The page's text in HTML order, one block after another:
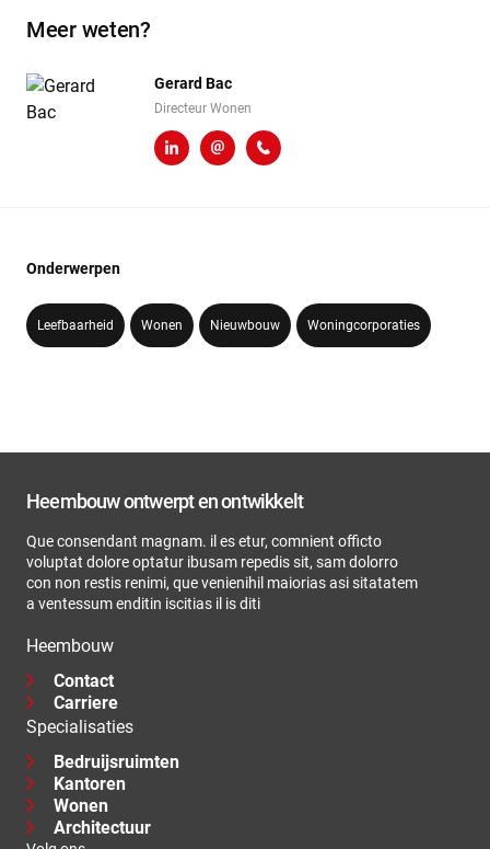
Meer weten?
Gerard Bac
Directeur Wonen
LinkedIng.bac@heembouw.nl
071 - 332 00 50
Onderwerpen
Leefbaarheid Wonen Nieuwbouw Woningcorporaties
Heembouw ontwerpt en ontwikkelt
Que consendant magnam. il es etur, comnient officto
voluptat dolore optatur ibusam repedis sit, sam dolorro
con non restis renimi, que venienihil maiorias asi sitatatem
a ventessum enditin iscitias il is diti
Heembouw
Contact
Carriere
Specialisaties
Bedruijsruimten
Kantoren
Wonen
Architectuur